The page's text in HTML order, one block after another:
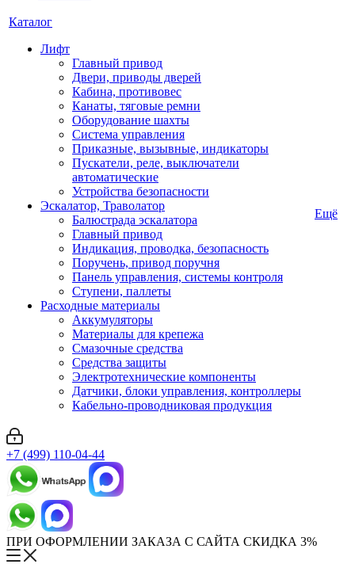
Каталог
Лифт
Главный привод
Двери, приводы дверей
Кабина, противовес
Канаты, тяговые ремни
Оборудование шахты
Система управления
Приказные, вызывные, индикаторы
Пускатели, реле, выключатели
автоматические
Устройства безопасности
Эскалатор, Траволатор
Балюстрада эскалатора
Главный привод
Индикация, проводка, безопасность
Поручень, привод поручня
Панель управления, системы контроля
Ступени, паллеты
Расходные материалы
Аккумуляторы
Материалы для крепежа
Смазочные средства
Средства защиты
Электротехнические компоненты
Датчики, блоки управления, контроллеры
Кабельно-проводниковая продукция
Ещё
+7 (499) 110-04-44
ПРИ ОФОРМЛЕНИИ ЗАКАЗА С САЙТА СКИДКА 3%